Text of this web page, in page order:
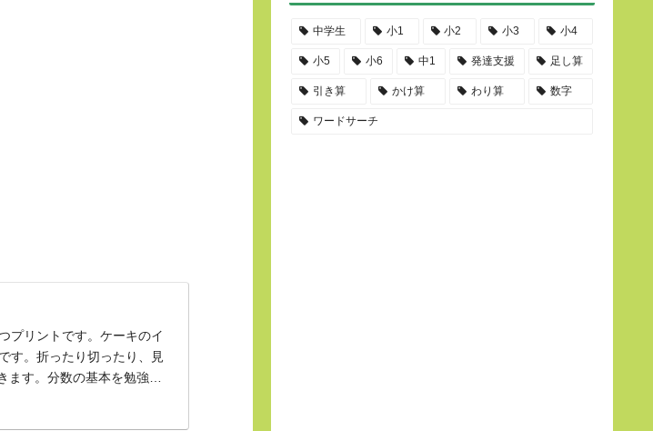
プリントです。ケーキのイ
す。折ったり切ったり、見
す。分数の基本を勉強す
中学生 小1 小2 小3 小4
小5 小6 中1 発達支援 足し算
引き算 かけ算 わり算 数字
ワードサーチ